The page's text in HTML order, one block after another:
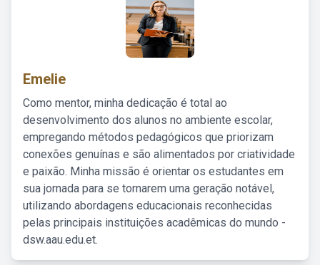
Emelie
Como mentor, minha dedicação é total ao
desenvolvimento dos alunos no ambiente escolar,
empregando métodos pedagógicos que priorizam
conexões genuínas e são alimentados por criatividade
e paixão. Minha missão é orientar os estudantes em
sua jornada para se tornarem uma geração notável,
utilizando abordagens educacionais reconhecidas
pelas principais instituições acadêmicas do mundo -
dsw.aau.edu.et.